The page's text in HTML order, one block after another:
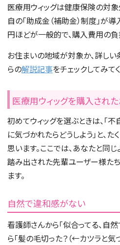
医療用ウィッグは健康保険の対
自の「助成金（補助金）制度」が
円ほどが一般的で、購入費用の負
お住まいの地域が対象か、詳し
らの解説記事をチェックしてみて
医療用ウィッグを購入され
初めてウィッグを選ぶときは、「
に気づかれたらどうしよう」と、
思います。ここでは、あなたと同
踏み出された先輩ユーザー様た
ます。
自然で違和感がない
看護師さんから「似合ってる、自
ら「髪の毛切った？（←カツラと気